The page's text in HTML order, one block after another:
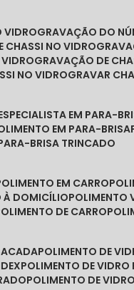
VIDRO
GRAVAÇÃO DO
CHASSI NO VIDRO
VIDRO
GRAVAÇÃO DE
NO VIDRO
GRAVAR
ESPECIALISTA EM PARA-
EM PARA-BRISA
PARA-BRISA TRINCADO
POLIMENTO EM CARRO
À DOMICÍLIO
POLIMENTO DE CARRO
POLIMENTO DE
POLIMENTO DE
POLIMENTO DE